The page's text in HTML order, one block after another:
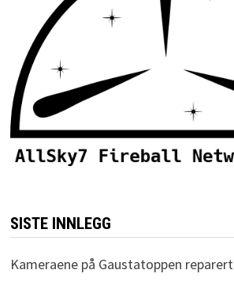
SISTE INNLEGG
Kameraene på Gaustatoppen reparert